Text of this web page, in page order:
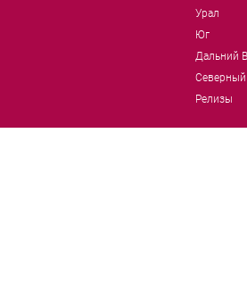
Урал
Юг
Дальний
Северный
Релизы